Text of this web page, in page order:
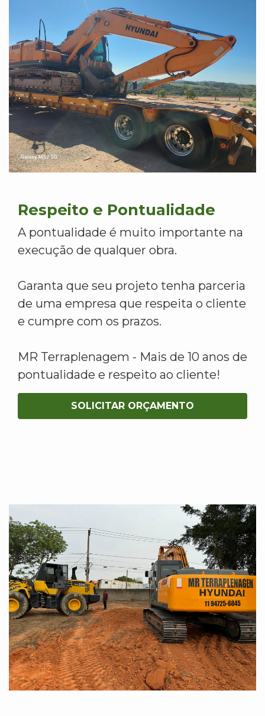
Respeito e Pontualidade
A pontualidade é muito importante na
execução de qualquer obra.
Garanta que seu projeto tenha parceria
de uma empresa que respeita o cliente
e cumpre com os prazos.
MR Terraplenagem - Mais de 10 anos de
pontualidade e respeito ao cliente!
SOLICITAR ORÇAMENTO